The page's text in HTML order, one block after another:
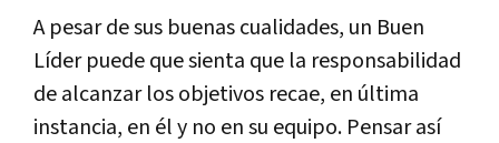
A pesar de sus buenas cualidades, un Buen
Líder puede que sienta que la responsabilidad
de alcanzar los objetivos recae, en última
instancia, en él y no en su equipo. Pensar así